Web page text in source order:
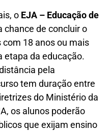
o EJA – Educação de
chance de concluir o
com 18 anos ou mais
etapa da educação.
pela
tem duração entre
do Ministério da
os alunos poderão
que exijam ensino